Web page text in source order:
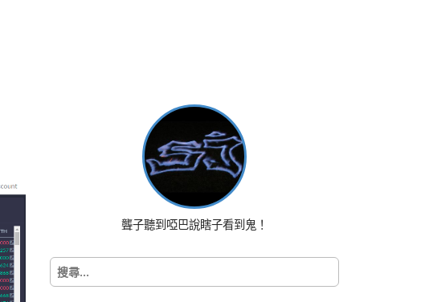
聾子聽到啞巴說瞎子看到鬼！
搜
尋